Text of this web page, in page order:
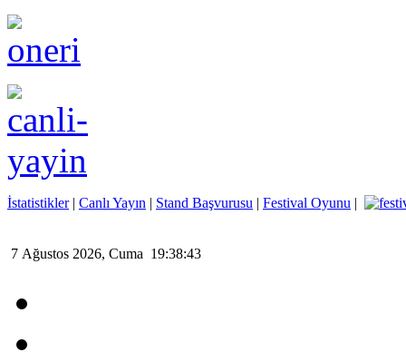
İstatistikler| Canlı Yayın | Stand Başvurusu | Festival Oyunu |
7 Ağustos 2026, Cuma 19:38:43